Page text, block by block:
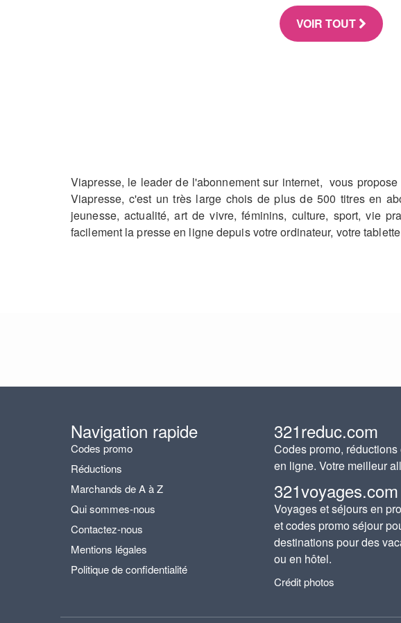
VOIR TOUT
Viapresse, le leader de l'abonnement sur internet, vous
Viapresse, c'est un très large chois de plus de 500 titres en
jeunesse, actualité, art de vivre, féminins, culture, sport, vie
facilement la presse en ligne depuis votre ordinateur, votre
Navigation rapide
Codes promo
Réductions
Marchands de A à Z
Qui sommes-nous
Contactez-nous
Mentions légales
Politique de confidentialité
321reduc.com
Codes promo,
en ligne. Votre meilleur
321voyages.com
Voyages et séjours en
et codes promo séjour
destinations pour des
ou en hôtel.
Crédit photos